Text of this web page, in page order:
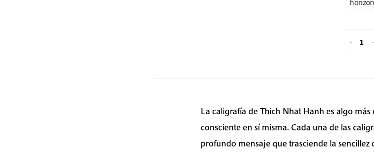
-
de
Thich
La caligrafía de Thich Nhat Hanh es algo
consciente en sí misma. Cada una de las
profundo mensaje que trasciende la sencillez